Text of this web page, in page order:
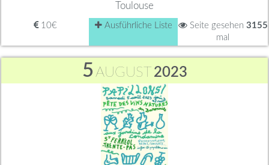
Toulouse
10€ Ausführliche Liste Seite gesehen 3155
mal
5 AUGUST 2023